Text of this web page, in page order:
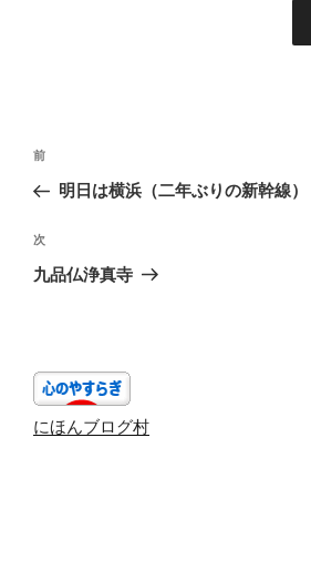
投
ナ
ビ
ゲ
ン
前
の
稿
前
明日は横浜（二年ぶりの新幹線）
次
の
次
九品仏浄真寺
にほんブログ村